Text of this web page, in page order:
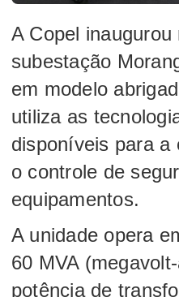
A Copel
subestação
em modelo
utiliza as
disponíveis para a
o controle de
equipamentos.
A unidade opera
60 MVA
potência de